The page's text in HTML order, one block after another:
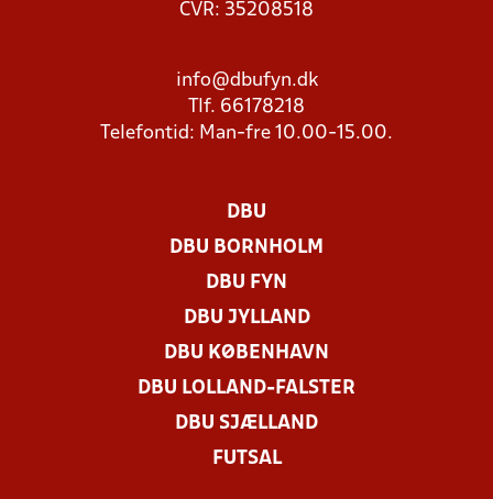
CVR: 35208518
info@dbufyn.dk
Tlf. 66178218
Telefontid: Man-fre 10.00-15.00.
DBU
DBU BORNHOLM
DBU FYN
DBU JYLLAND
DBU KØBENHAVN
DBU LOLLAND-FALSTER
DBU SJÆLLAND
FUTSAL